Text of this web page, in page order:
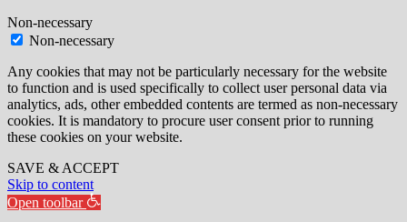
Non-necessary
Non-necessary
Any cookies that may not be particularly necessary for the website
to function and is used specifically to collect user personal data via
analytics, ads, other embedded contents are termed as non-necessary
cookies. It is mandatory to procure user consent prior to running
these cookies on your website.
SAVE & ACCEPT
Skip to content
Open toolbar